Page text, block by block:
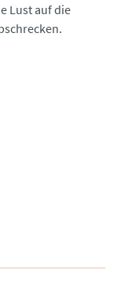
Lust auf die